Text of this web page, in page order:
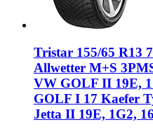
Tristar 155/65 R13
Allwetter M+S
VW GOLF II 19E,
GOLF I 17 Kaefer
Jetta II 19E, 1G2,